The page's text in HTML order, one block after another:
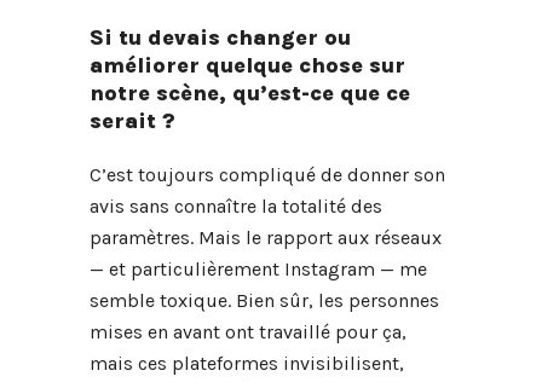
Si tu devais changer ou
améliorer quelque chose sur
notre scène, qu’est-ce que ce
serait ?
C’est toujours compliqué de donner son
avis sans connaître la totalité des
paramètres. Mais le rapport aux réseaux
— et particulièrement Instagram — me
semble toxique. Bien sûr, les personnes
mises en avant ont travaillé pour ça,
mais ces plateformes invisibilisent,